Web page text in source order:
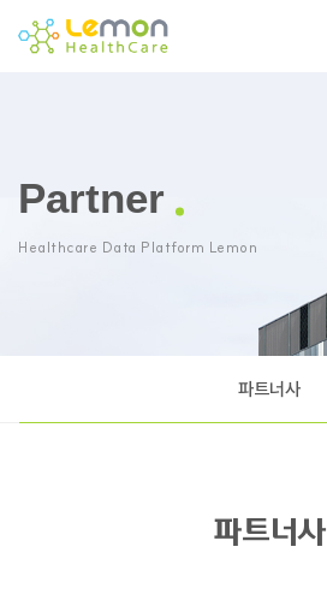
Partner
Healthcare Data Platform Lemon
파트너사
파트너사